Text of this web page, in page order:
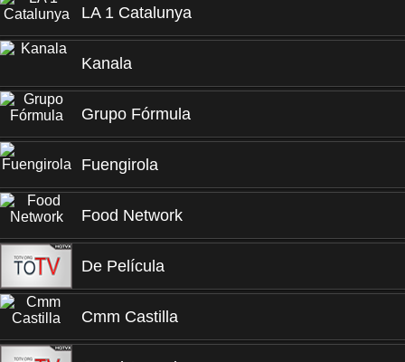
LA 1 Catalunya
Kanala
Grupo Fórmula
Fuengirola
Food Network
De Película
Cmm Castilla